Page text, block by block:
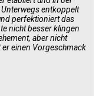
entkoppelt
perfektioniert das
nicht besser klingen
aber nicht
einen Vorgeschmack